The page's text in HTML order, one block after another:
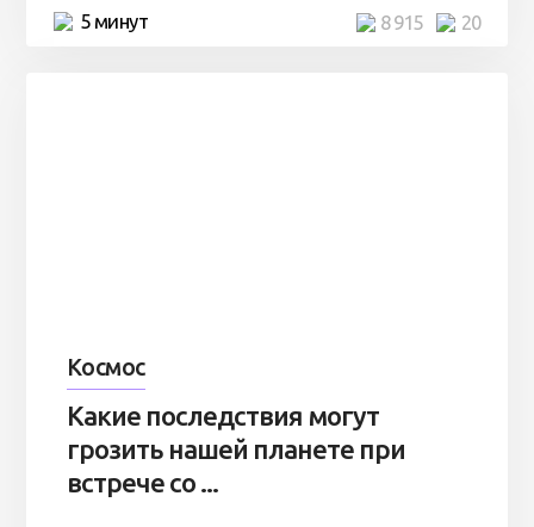
5 минут 20
8 915
Космос
Какие последствия могут
грозить нашей планете при
встрече со ...